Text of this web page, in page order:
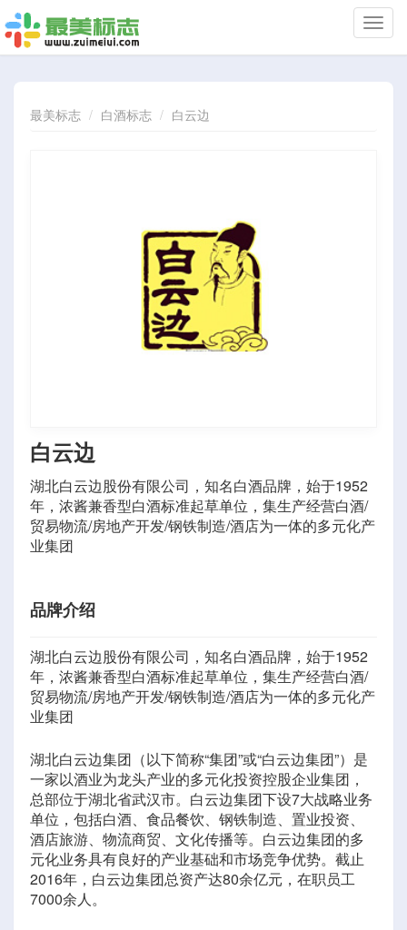
切
换
最美标志
白酒标志 白云边
白云边
湖北白云边股份有限公司，知名白酒品牌，始于1952
年，浓酱兼香型白酒标准起草单位，集生产经营白酒/
贸易物流/房地产开发/钢铁制造/酒店为一体的多元化产
业集团
品牌介绍
湖北白云边股份有限公司，知名白酒品牌，始于1952
年，浓酱兼香型白酒标准起草单位，集生产经营白酒/
贸易物流/房地产开发/钢铁制造/酒店为一体的多元化产
业集团
湖北白云边集团（以下简称“集团”或“白云边集团”）是
一家以酒业为龙头产业的多元化投资控股企业集团，
总部位于湖北省武汉市。白云边集团下设7大战略业务
单位，包括白酒、食品餐饮、钢铁制造、置业投资、
酒店旅游、物流商贸、文化传播等。白云边集团的多
元化业务具有良好的产业基础和市场竞争优势。截止
2016年，白云边集团总资产达80余亿元，在职员工
7000余人。